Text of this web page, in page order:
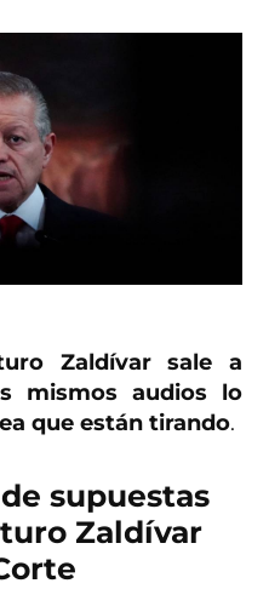
Zaldívar sale a
mismos audios lo
que están tirando.
supuestas
Zaldívar